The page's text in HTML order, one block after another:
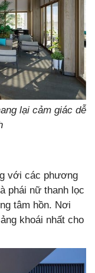
lại cảm giác dễ
với các phương
phái nữ thanh lọc
tâm hồn. Nơi
khoái nhất cho